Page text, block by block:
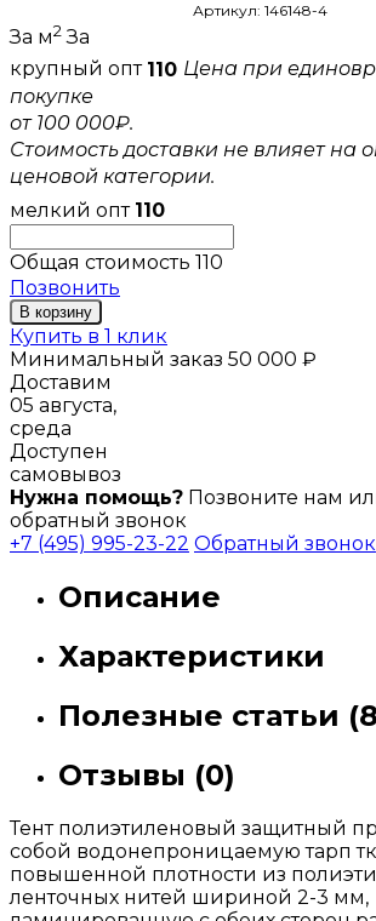
Артикул: 146148-4
За м2 За
крупный опт 110 Цена при
покупке
от 100 000₽.
Стоимость доставки не влияет на
ценовой категории.
мелкий опт 110
Общая стоимость 110
Позвонить
В корзину
Купить в 1 клик
Минимальный заказ 50 000 ₽
Доставим
05 августа,
среда
Доступен
самовывоз
Нужна помощь? Позвоните нам
обратный звонок
+7 (495) 995-23-22 Обратный звонок
Описание
Характеристики
Полезные статьи
Отзывы (0)
Тент полиэтиленовый защитный
собой водонепроницаемую тарп
повышенной плотности из
ленточных нитей шириной 2-3 мм,